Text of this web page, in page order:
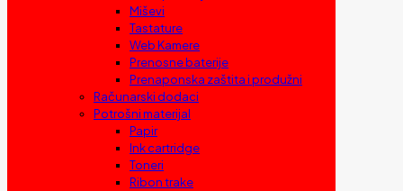
Miševi
Tastature
Web Kamere
Prenosne baterije
Prenaponska zaštita i produžni
Računarski dodaci
Potrošni materijal
Papir
Ink cartridge
Toneri
Ribon trake